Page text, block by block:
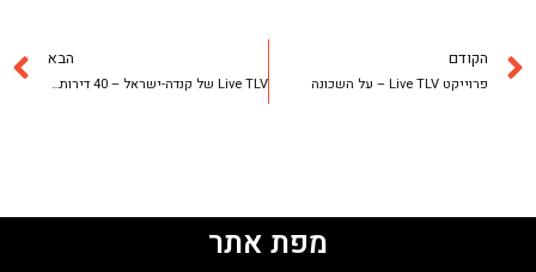
הקודם
פרוייקט Live TLV – על השכונה
הבא
Live TLV של קנדה-ישראל – 40 דירות כבר נמכרו
מפת אתר